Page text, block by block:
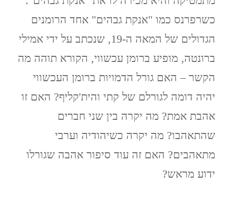
כשרפרנס כמו "אנקת גבהים" אחד הרומנים
הגדולים של המאה ה-19, שנכתב על ידי אמילי
ברונטה, מופיע ברומן עכשווי, הקורא תוהה מה
הקשר – האם גורל הדמויות ברומן העכשווי
יהיה דומה לגורלם של קתי והית'קליף? האם זו
אהבת אמת? מה יקרה בין שני חברים
שהתאהבו? מה יקרה כשיהודיה וערבי
מתאהבים? האם זה עוד סיפור אהבה שגורלו
ידוע מראש?